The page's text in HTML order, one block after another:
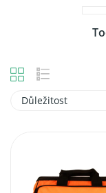
Důležitost